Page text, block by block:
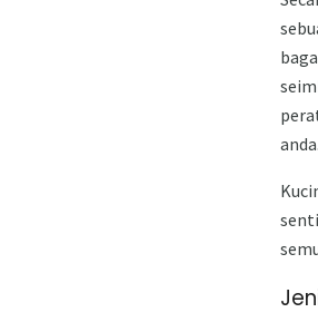
anda.